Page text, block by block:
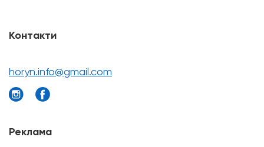
Контакти
horyn.info@gmail.com
Реклама